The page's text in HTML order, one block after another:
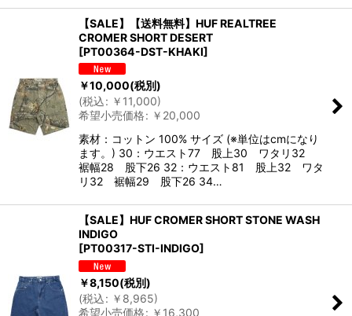
【SALE】【送料無料】HUF REALTREE
CROMER SHORT DESERT
[PT00364-DST-KHAKI]
￥10,000(税別)
(税込: ￥ 11,000)
希望小売価格: ￥ 20,000
素材：コットン 100% サイズ (※単位はcmになり
ます。) 30：ウエスト77 股上30 ワタリ32
裾幅28 股下26 32：ウエスト81 股上32 ワタ
リ32 裾幅29 股下26 34…
【SALE】HUF CROMER SHORT STONE WASH
INDIGO
[PT00317-STI-INDIGO]
￥8,150(税別)
(税込: ￥ 8,965)
希望小売価格: ￥ 16,300